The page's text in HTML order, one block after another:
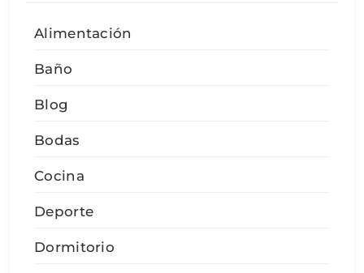
Alimentación
Baño
Blog
Bodas
Cocina
Deporte
Dormitorio